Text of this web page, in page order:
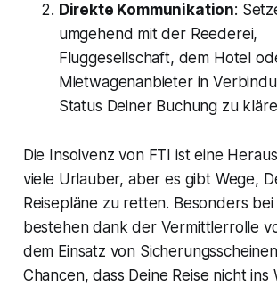
Direkte Kommunikation:
umgehend mit der Reederei,
Fluggesellschaft, dem Hotel
Mietwagenanbieter in
Status Deiner Buchung zu
Die Insolvenz von FTI ist eine
viele Urlauber, aber es gibt Wege,
Reisepläne zu retten. Besonders
bestehen dank der Vermittlerrolle
dem Einsatz von
Chancen, dass Deine Reise nicht ins